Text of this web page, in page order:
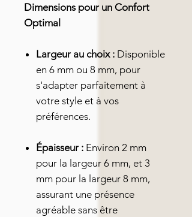
Dimensions pour un Confort
Optimal
Largeur au choix : Disponible
en 6 mm ou 8 mm, pour
s'adapter parfaitement à
votre style et à vos
préférences.
Épaisseur : Environ 2 mm
pour la largeur 6 mm, et 3
mm pour la largeur 8 mm,
assurant une présence
agréable sans être